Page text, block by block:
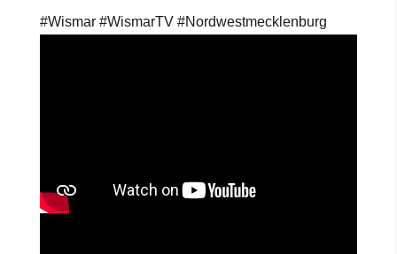
#Wismar #WismarTV #Nordwestmecklenburg